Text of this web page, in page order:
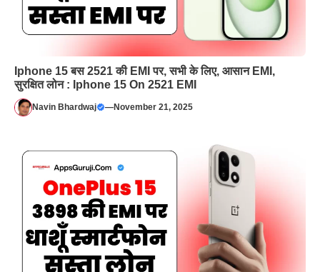
Iphone 15 बस 2521 की EMI पर, सभी के लिए, आसान EMI,
सुरक्षित लोन : Iphone 15 On 2521 EMI
Navin Bhardwaj —November 21, 2025